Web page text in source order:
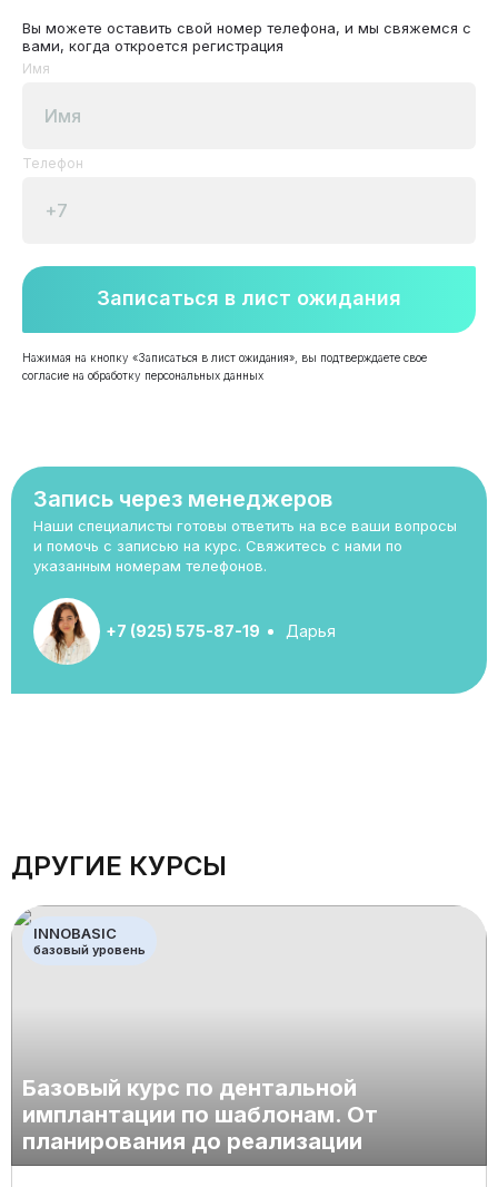
Запись через менеджеров
Наши специалисты готовы ответить на все ваши вопросы
и помочь с записью на курс. Свяжитесь с нами по
указанным номерам телефонов.
+7 (925) 575-87-19 Дарья
Вы можете оставить свой номер телефона, и мы свяжемся с
вами, когда откроется регистрация
Имя
Телефон
Записаться в лист ожидания
Нажимая на кнопку «Записаться в лист ожидания», вы подтверждаете свое
согласие на обработку персональных данных
ДРУГИЕ КУРСЫ
INNOBASIC
базовый уровень
Базовый курс по дентальной
имплантации по шаблонам. От
планирования до реализации